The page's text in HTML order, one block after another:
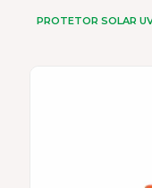
PROTETOR SOLAR